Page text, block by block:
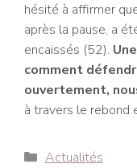
hésité à affirmer
après la pause, a
encaissés (52).
comment
ouvertement,
à travers le rebond
Catégories
Actualités